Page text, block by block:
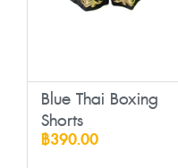
Blue Thai Boxing
Shorts
฿390.00